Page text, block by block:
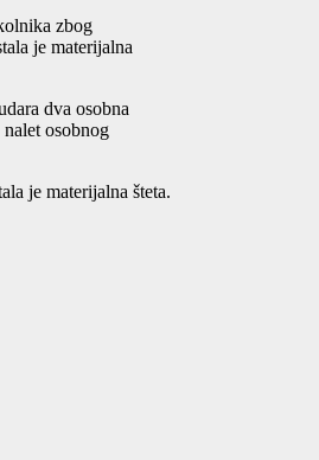
zbog
je materijalna
dva osobna
osobnog
je materijalna šteta.